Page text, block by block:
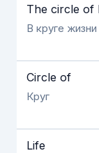
The circle of
В круге жизни
Circle of
Круг
Life